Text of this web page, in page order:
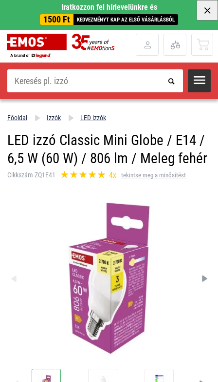
Iratkozzon fel hírlevelünkre és
1500 Ft KEDVEZMÉNYT KAP AZ ELSŐ VÁSÁRLÁSBÓL
Keresés
Főoldal Izzók LED izzók
LED izzó Classic Mini Globe / E14 /
6,5 W (60 W) / 806 lm / Meleg fehér
Cikkszám ZQ1E41 4x tekintse meg a minősítést